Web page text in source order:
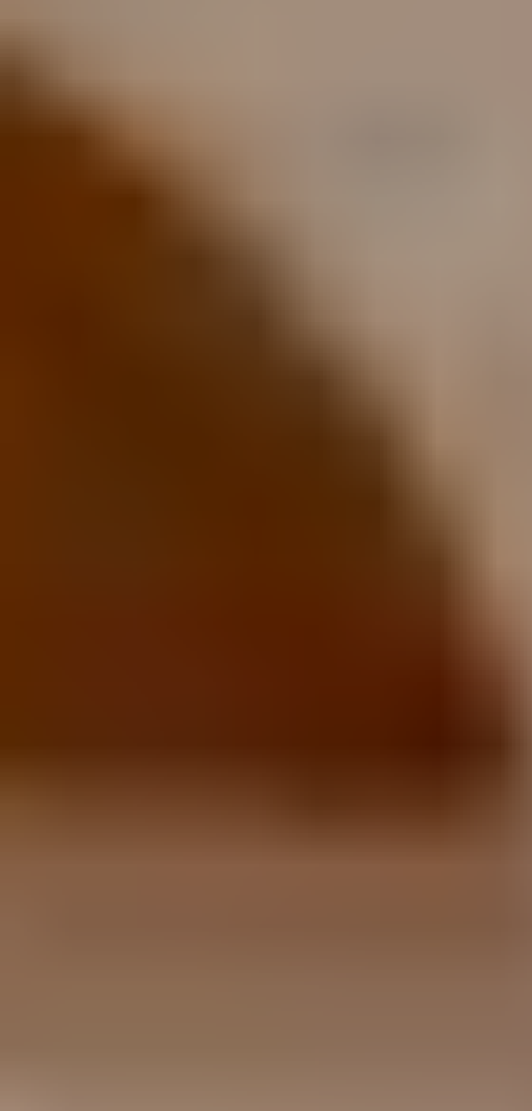
КАР'ЄРА
КАР'ЄРА
БЛОГ
БЛОГ
КЛІЄНТИ
КОНТАКТИ
ПРО НАС